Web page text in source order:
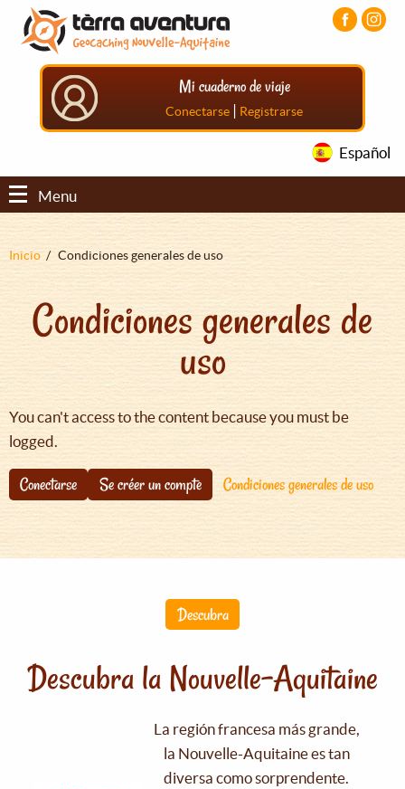
Pasar
contenido
principal
Pasar
menú
principal
Pasar
principal
Mi cuaderno de viaje
Conectarse | Registrarse
Español
Menu
Sobrescribir
ayuda
navegación
Inicio Condiciones generales de uso
Condiciones generales de
uso
You can't access to the content because you must be
logged.
Conectarse Se créer un compte Condiciones generales de uso
Descubra
Descubra la Nouvelle-Aquitaine
La región francesa más grande,
la Nouvelle-Aquitaine es tan
diversa como sorprendente.